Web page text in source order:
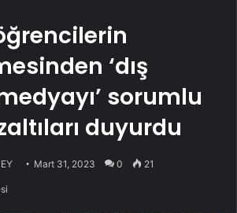
‘dış
sorumlu
duyurdu
Mart 31, 2023 0 21